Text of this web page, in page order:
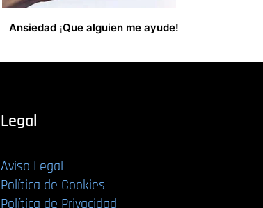
Ansiedad ¡Que alguien me ayude!
Legal
Aviso Legal
Política de Cookies
Política de Privacidad